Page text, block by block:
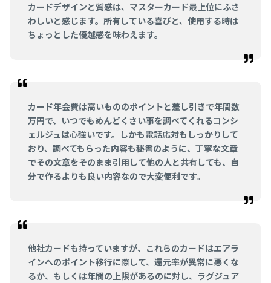
カードデザインと質感は、マスターカード最上位にふさ
わしいと感じます。所有している喜びと、使用する時は
ちょっとした優越感を味わえます。
カード年会費は高いもののポイントと差し引きで年間数
万円で、いつでもめんどくさい事を調べてくれるコンシ
ェルジュは心強いです。しかも電話応対もしっかりして
おり、調べてもらった内容も秘書のように、丁寧な文章
でその文章をそのまま引用して他の人と共有しても、自
分で作るよりも良い内容なので大変便利です。
他社カードも持っていますが、これらのカードはエアラ
インへのポイント移行に際して、還元率が異常に悪くな
るか、もしくは年間の上限があるのに対し、ラグジュア